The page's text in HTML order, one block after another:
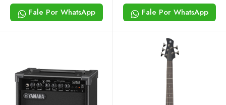
Fale Por WhatsApp Fale Por WhatsApp